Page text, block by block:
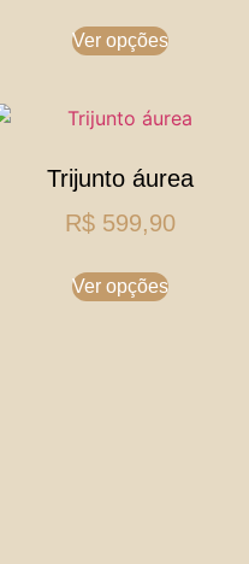
Ver opções
Trijunto áurea
R$ 599,90
Ver opções